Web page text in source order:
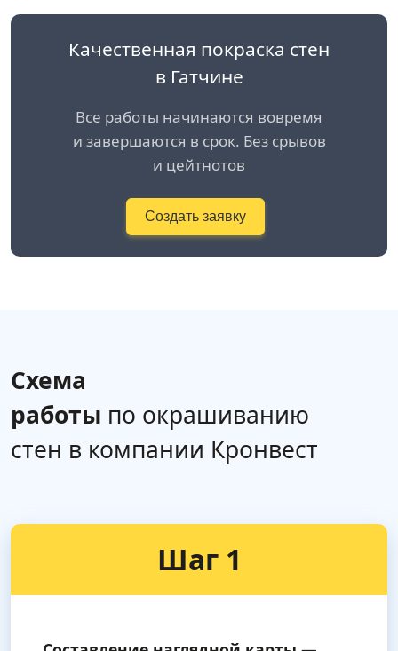
Качественная покраска стен
в Гатчине
Все работы начинаются вовремя
и завершаются в срок. Без срывов
и цейтнотов
Создать заявку
Схема
работы по окрашиванию
стен в компании Кронвест
Шаг 1